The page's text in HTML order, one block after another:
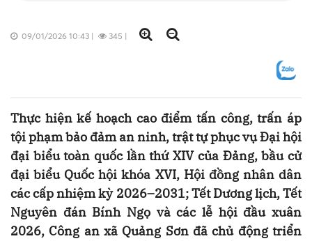
09/01/2026 10:43 | 345 |
Thực hiện kế hoạch cao điểm tấn công, trấn áp
tội phạm bảo đảm an ninh, trật tự phục vụ Đại hội
đại biểu toàn quốc lần thứ XIV của Đảng, bầu cử
đại biểu Quốc hội khóa XVI, Hội đồng nhân dân
các cấp nhiệm kỳ 2026–2031; Tết Dương lịch, Tết
Nguyên đán Bính Ngọ và các lễ hội đầu xuân
2026, Công an xã Quảng Sơn đã chủ động triển